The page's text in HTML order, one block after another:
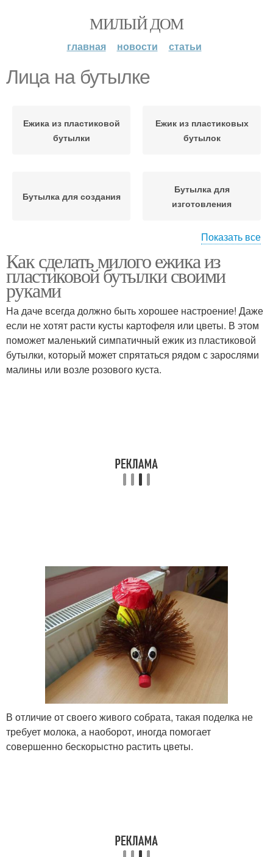
МИЛЫЙ ДОМ
главная новости статьи
Лица на бутылке
Ежика из пластиковой
бутылки
Ежик из пластиковых
бутылок
Бутылка для создания
Бутылка для
изготовления
бутылки
Пластиковая бутылка
Показать все
Как сделать милого ежика из
пластиковой бутылки своими
руками
На даче всегда должно быть хорошее настроение! Даже
если не хотят расти кусты картофеля или цветы. В этом
поможет маленький симпатичный ежик из пластиковой
бутылки, который может спрятаться рядом с зарослями
малины или возле розового куста.
В отличие от своего живого собрата, такая поделка не
требует молока, а наоборот, иногда помогает
совершенно бескорыстно растить цветы.